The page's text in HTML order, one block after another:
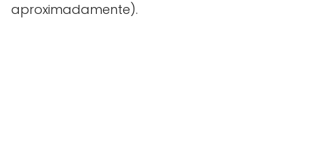
aproximadamente).